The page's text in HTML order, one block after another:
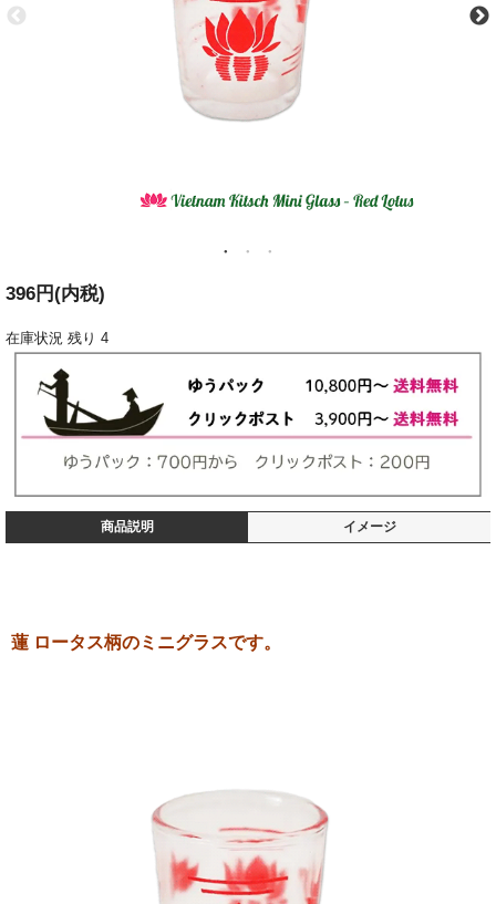
396円(内税)
在庫状況 残り 4
商品説明 イメージ
蓮 ロータス柄のミニグラスです。